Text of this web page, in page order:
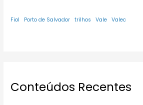
Fiol Porto de Salvador trilhos Vale Valec
Conteúdos Recentes